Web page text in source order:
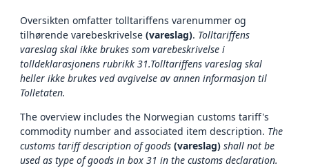
Oversikten omfatter tolltariffens varenummer og
tilhørende varebeskrivelse (vareslag). Tolltariffens
vareslag skal ikke brukes som varebeskrivelse i
tolldeklarasjonens rubrikk 31.Tolltariffens vareslag skal
heller ikke brukes ved avgivelse av annen informasjon til
Tolletaten.
The overview includes the Norwegian customs tariff's
commodity number and associated item description. The
customs tariff description of goods (vareslag) shall not be
used as type of goods in box 31 in the customs declaration.